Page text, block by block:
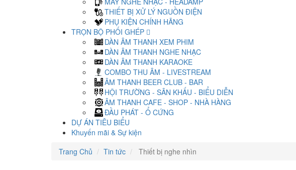
THIẾT BỊ XỬ LÝ NGUỒN ĐIỆN
PHỤ KIỆN CHÍNH HÃNG
TRỌN BỘ PHỐI GHÉP
DÀN ÂM THANH XEM PHIM
DÀN ÂM THANH NGHE NHẠC
DÀN ÂM THANH KARAOKE
COMBO THU ÂM - LIVESTREAM
ÂM THANH BEER CLUB - BAR
HỘI TRƯỜNG - SÂN KHẤU - BIỂU DIỄN
ÂM THANH CAFE - SHOP - NHÀ HÀNG
ĐẦU PHÁT - Ổ CỨNG
DỰ ÁN TIÊU BIỂU
Khuyến mãi & Sự kiện
Trang Chủ
Tin tức Thiết bị nghe nhìn